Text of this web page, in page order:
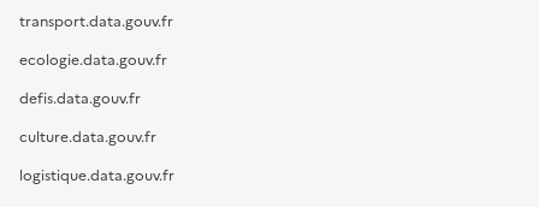
transport.data.gouv.fr
ecologie.data.gouv.fr
defis.data.gouv.fr
culture.data.gouv.fr
logistique.data.gouv.fr